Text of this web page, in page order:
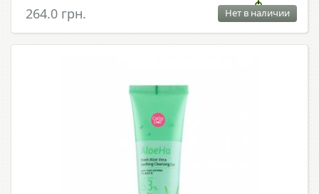
264.0 грн. Нет в наличии